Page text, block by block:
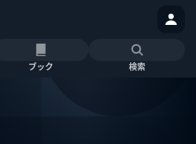
ブック 検索